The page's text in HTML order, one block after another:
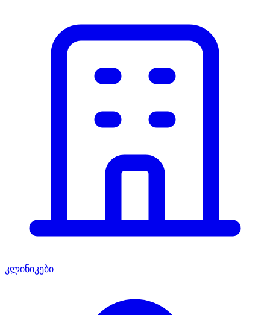
კლინიკები